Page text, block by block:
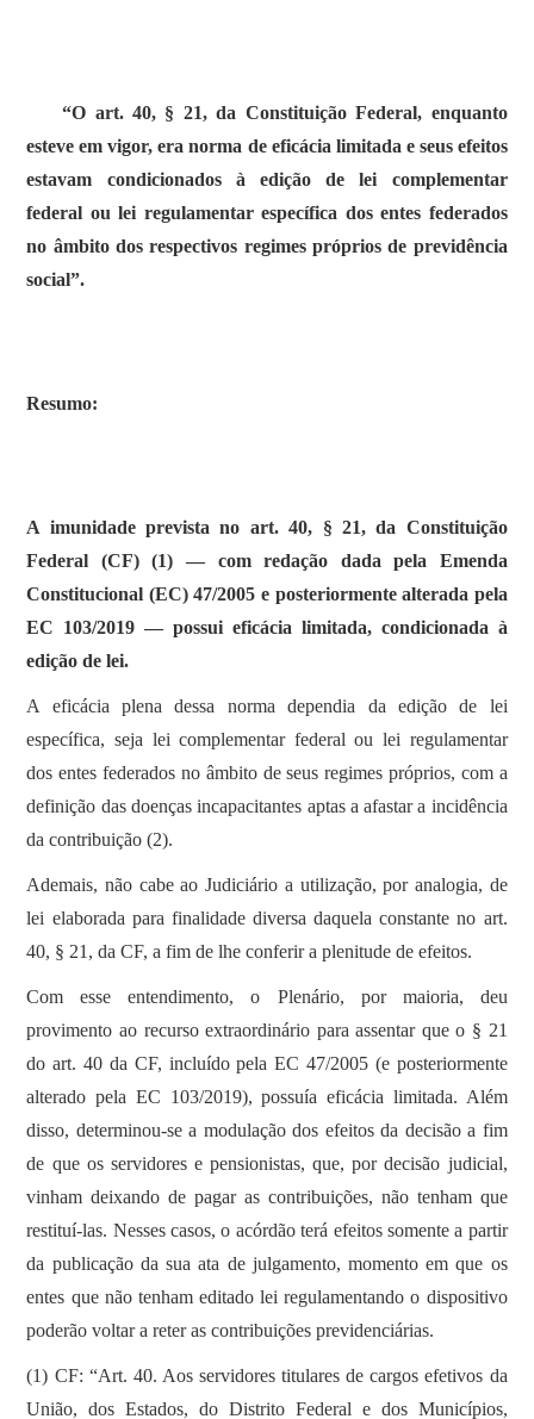
“O art. 40, § 21, da Constituição Federal, enquanto
esteve em vigor, era norma de eficácia limitada e seus efeitos
estavam condicionados à edição de lei complementar
federal ou lei regulamentar específica dos entes federados
no âmbito dos respectivos regimes próprios de previdência
social”.
Resumo:
A imunidade prevista no art. 40, § 21, da Constituição
Federal (CF) (1) — com redação dada pela Emenda
Constitucional (EC) 47/2005 e posteriormente alterada pela
EC 103/2019 — possui eficácia limitada, condicionada à
edição de lei.
A eficácia plena dessa norma dependia da edição de lei
específica, seja lei complementar federal ou lei regulamentar
dos entes federados no âmbito de seus regimes próprios, com a
definição das doenças incapacitantes aptas a afastar a incidência
da contribuição (2).
Ademais, não cabe ao Judiciário a utilização, por analogia, de
lei elaborada para finalidade diversa daquela constante no art.
40, § 21, da CF, a fim de lhe conferir a plenitude de efeitos.
Com esse entendimento, o Plenário, por maioria, deu
provimento ao recurso extraordinário para assentar que o § 21
do art. 40 da CF, incluído pela EC 47/2005 (e posteriormente
alterado pela EC 103/2019), possuía eficácia limitada. Além
disso, determinou-se a modulação dos efeitos da decisão a fim
de que os servidores e pensionistas, que, por decisão judicial,
vinham deixando de pagar as contribuições, não tenham que
restituí-las. Nesses casos, o acórdão terá efeitos somente a partir
da publicação da sua ata de julgamento, momento em que os
entes que não tenham editado lei regulamentando o dispositivo
poderão voltar a reter as contribuições previdenciárias.
(1) CF: “Art. 40. Aos servidores titulares de cargos efetivos da
União, dos Estados, do Distrito Federal e dos Municípios,